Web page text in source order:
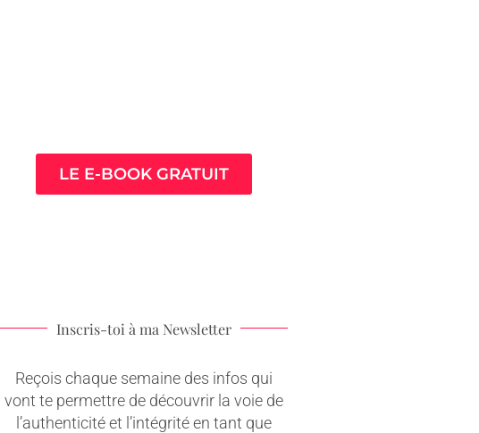
LE E-BOOK GRATUIT
Inscris-toi à ma Newsletter
Reçois chaque semaine des infos qui
vont te permettre de découvrir la voie de
l’authenticité et l’intégrité en tant que